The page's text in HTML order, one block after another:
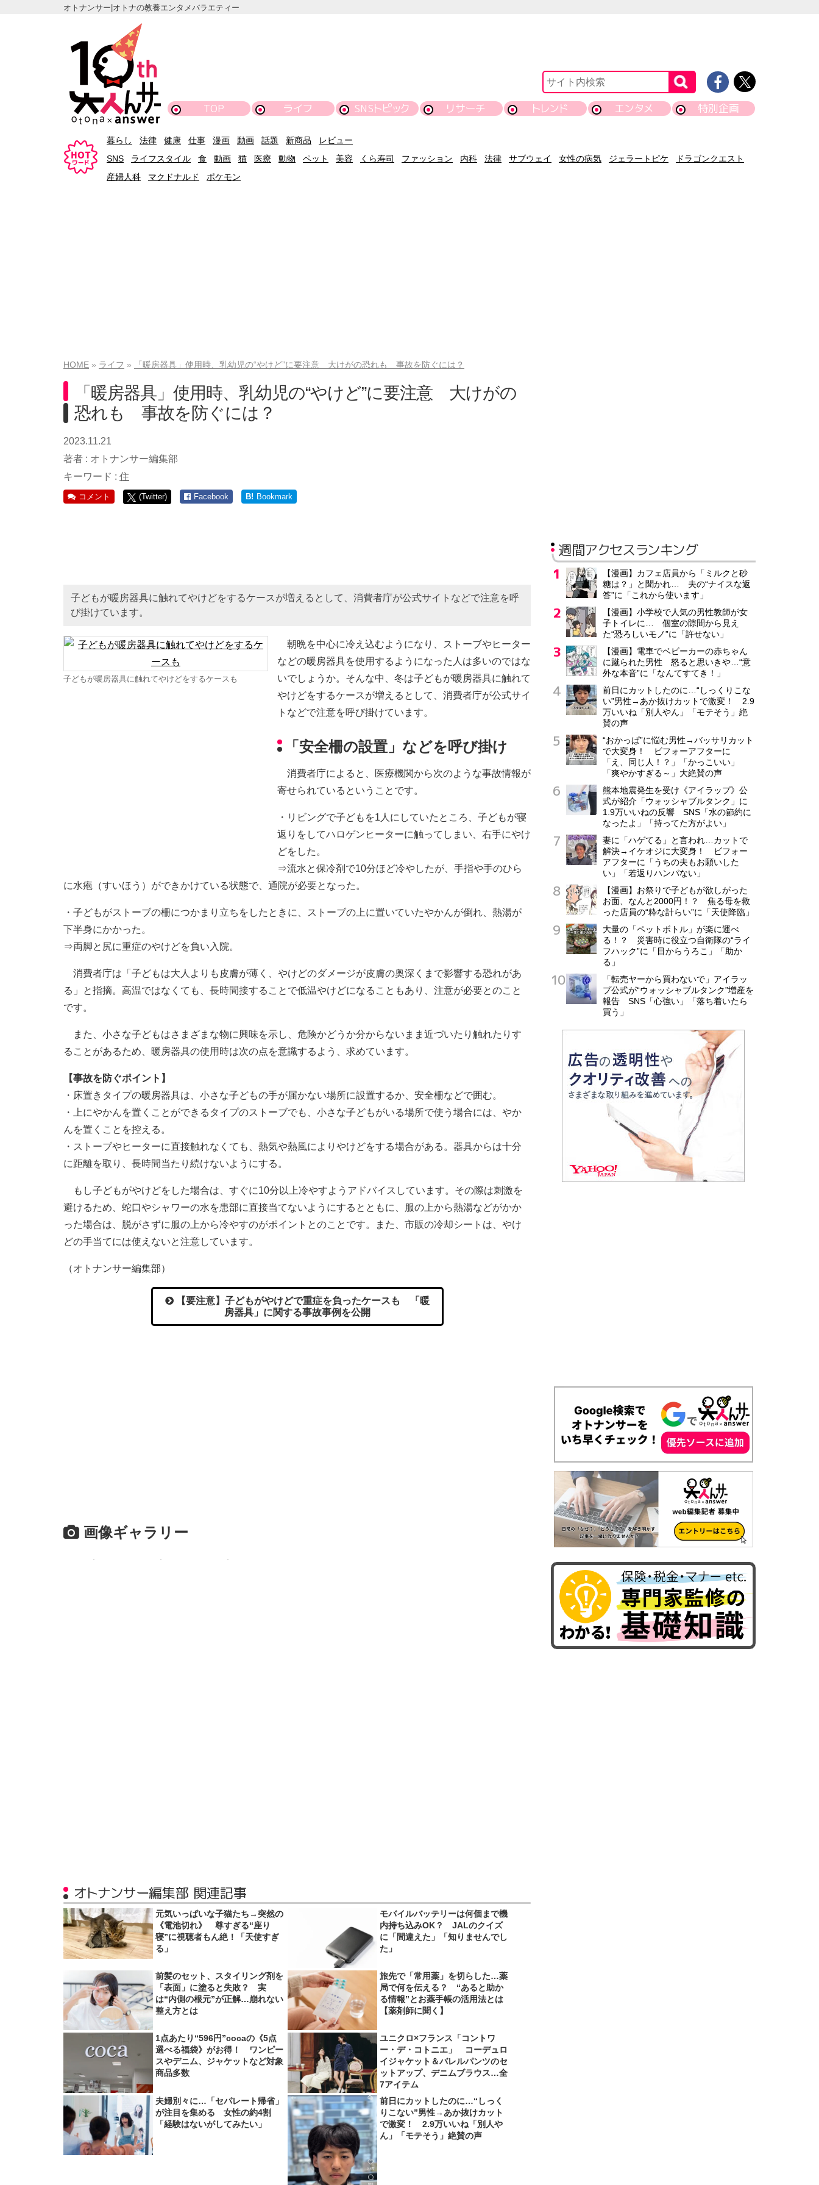
オトナンサー|オトナの教養エンタメバラエティー
TOP ライフ SNSトピック リサーチ トレンド エンタメ 特別企画
暮らし 法律 健康 仕事 漫画 動画 話題 新商品
レビュー
SNS
ライフスタイル 食 動画 猫 医療 動物 ペット 美容 くら寿司 ファッション 内科 法律 サブウェイ 女性の病気 ジェラートピケ
ドラゴンクエスト
産婦人科
マクドナルド ポケモン
HOME ライフ 「暖房器具」使用時、乳幼児の“やけど”に要注意 大けがの恐れも 事故を防ぐには？
「暖房器具」使用時、乳幼児の“やけど”に要注意 大けがの
恐れも 事故を防ぐには？
2023.11.21
著者 : オトナンサー編集部
キーワード : 住
コメント (Twitter) Facebook B! Bookmark
子どもが暖房器具に触れてやけどをするケースが増えるとして、消費者庁が公式サイトなどで注意を呼
び掛けています。
子どもが暖房器具に触れてやけどをするケースも
朝晩を中心に冷え込むようになり、ストーブやヒーター
などの暖房器具を使用するようになった人は多いのではな
いでしょうか。そんな中、冬は子どもが暖房器具に触れて
やけどをするケースが増えるとして、消費者庁が公式サイ
トなどで注意を呼び掛けています。
「安全柵の設置」などを呼び掛け
消費者庁によると、医療機関から次のような事故情報が
寄せられているということです。
・リビングで子どもを1人にしていたところ、子どもが寝
返りをしてハロゲンヒーターに触ってしまい、右手にやけ
どをした。
⇒流水と保冷剤で10分ほど冷やしたが、手指や手のひら
に水疱（すいほう）ができかけている状態で、通院が必要となった。
・子どもがストーブの柵につかまり立ちをしたときに、ストーブの上に置いていたやかんが倒れ、熱湯が
下半身にかかった。
⇒両脚と尻に重症のやけどを負い入院。
消費者庁は「子どもは大人よりも皮膚が薄く、やけどのダメージが皮膚の奥深くまで影響する恐れがあ
る」と指摘。高温ではなくても、長時間接することで低温やけどになることもあり、注意が必要とのこと
です。
また、小さな子どもはさまざまな物に興味を示し、危険かどうか分からないまま近づいたり触れたりす
ることがあるため、暖房器具の使用時は次の点を意識するよう、求めています。
【事故を防ぐポイント】
・床置きタイプの暖房器具は、小さな子どもの手が届かない場所に設置するか、安全柵などで囲む。
・上にやかんを置くことができるタイプのストーブでも、小さな子どもがいる場所で使う場合には、やか
んを置くことを控える。
・ストーブやヒーターに直接触れなくても、熱気や熱風によりやけどをする場合がある。器具からは十分
に距離を取り、長時間当たり続けないようにする。
もし子どもがやけどをした場合は、すぐに10分以上冷やすようアドバイスしています。その際は刺激を
避けるため、蛇口やシャワーの水を患部に直接当てないようにするとともに、服の上から熱湯などがかか
った場合は、脱がさずに服の上から冷やすのがポイントとのことです。また、市販の冷却シートは、やけ
どの手当てには使えないと注意しています。
（オトナンサー編集部）
【要注意】子どもがやけどで重症を負ったケースも 「暖
房器具」に関する事故事例を公開
画像ギャラリー
オトナンサー編集部 関連記事
元気いっぱいな子猫たち→突然の
《電池切れ》 尊すぎる“座り
寝”に視聴者もん絶！「天使すぎ
る」
モバイルバッテリーは何個まで機
内持ち込みOK？ JALのクイズ
に「間違えた」「知りませんでし
た」
前髪のセット、スタイリング剤を
「表面」に塗ると失敗？ 実
は“内側の根元”が正解…崩れない
整え方とは
旅先で「常用薬」を切らした…薬
局で何を伝える？ “あると助か
る情報”とお薬手帳の活用法とは
【薬剤師に聞く】
1点あたり“596円”cocaの《5点
選べる福袋》がお得！ ワンピー
スやデニム、ジャケットなど対象
商品多数
ユニクロ×フランス「コントワ
ー・デ・コトニエ」 コーデュロ
イジャケット＆バレルパンツのセ
ットアップ、デニムブラウス…全
7アイテム
夫婦別々に…「セパレート帰省」
が注目を集める 女性の約4割
「経験はないがしてみたい」
前日にカットしたのに…“しっく
りこない”男性→あか抜けカット
で激変！ 2.9万いいね「別人や
ん」「モテそう」絶賛の声
週間アクセスランキング
【漫画】カフェ店員から「ミルクと砂
糖は？」と聞かれ… 夫の“ナイスな返
答”に「これから使います」
【漫画】小学校で人気の男性教師が女
子トイレに… 個室の隙間から見え
た“恐ろしいモノ”に「許せない」
【漫画】電車でベビーカーの赤ちゃん
に蹴られた男性 怒ると思いきや…“意
外な本音”に「なんてすてき！」
前日にカットしたのに…“しっくりこな
い”男性→あか抜けカットで激変！ 2.9
万いいね「別人やん」「モテそう」絶
賛の声
“おかっぱ”に悩む男性→バッサリカット
で大変身！ ビフォーアフターに
「え、同じ人！？」「かっこいい」
「爽やかすぎる～」大絶賛の声
熊本地震発生を受け《アイラップ》公
式が紹介「ウォッシャブルタンク」に
1.9万いいねの反響 SNS「水の節約に
なったよ」「持ってた方がよい」
妻に「ハゲてる」と言われ…カットで
解決→イケオジに大変身！ ビフォー
アフターに「うちの夫もお願いした
い」「若返りハンパない」
【漫画】お祭りで子どもが欲しがった
お面、なんと2000円！？ 焦る母を救
った店員の“粋な計らい”に「天使降臨」
大量の「ペットボトル」が楽に運べ
る！？ 災害時に役立つ自衛隊の“ライ
フハック”に「目からうろこ」「助か
る」
「転売ヤーから買わないで」アイラッ
プ公式が“ウォッシャブルタンク”増産を
報告 SNS「心強い」「落ち着いたら
買う」